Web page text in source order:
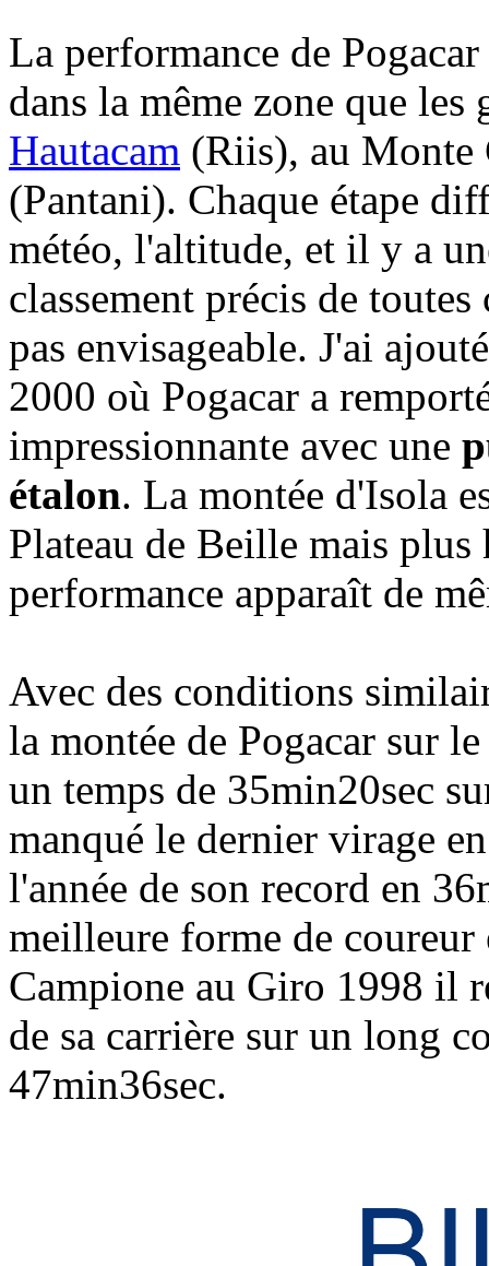
La performance de
dans la même zone que les
Hautacam (Riis), au Monte
(Pantani). Chaque étape
météo, l'altitude, et il y a
classement précis de
pas envisageable. J'ai
2000 où Pogacar a
impressionnante avec une
étalon. La montée d'Isola
Plateau de Beille mais
performance apparaît de
Avec des conditions
la montée de Pogacar sur
un temps de 35min20sec
manqué le dernier virage
l'année de son record en
meilleure forme de
Campione au Giro 1998 il
de sa carrière sur un long
47min36sec.